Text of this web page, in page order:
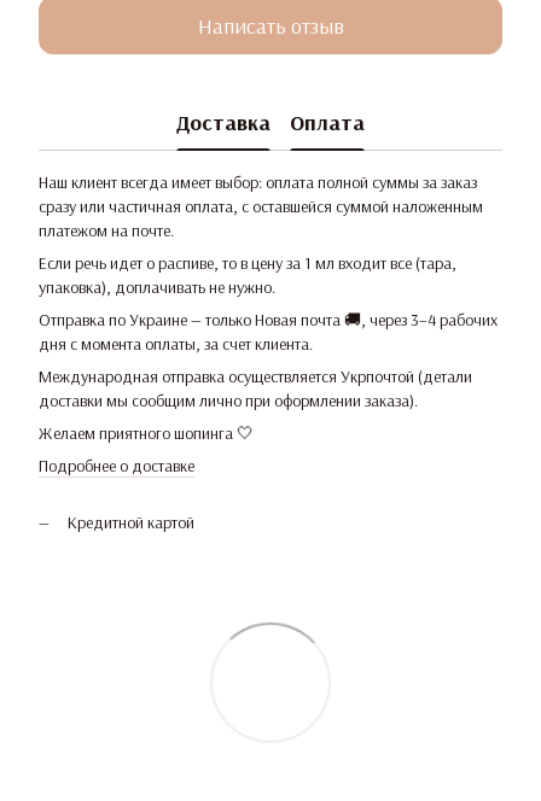
Написать отзыв
Доставка Оплата
Наш клиент всегда имеет выбор: оплата полной суммы за заказ
сразу или частичная оплата, с оставшейся суммой наложенным
платежом на почте.
Если речь идет о распиве, то в цену за 1 мл входит все (тара,
упаковка), доплачивать не нужно.
Отправка по Украине — только Новая почта 🚚, через 3–4 рабочих
дня с момента оплаты, за счет клиента.
Международная отправка осуществляется Укрпочтой (детали
доставки мы сообщим лично при оформлении заказа).
Желаем приятного шопинга 🤍
Подробнее о доставке
Кредитной картой